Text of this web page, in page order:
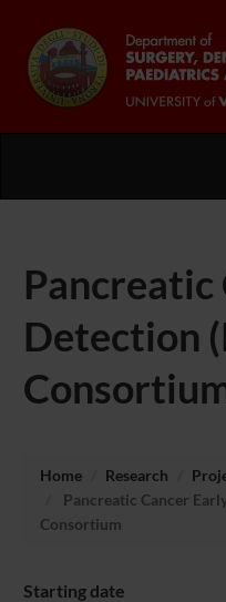
Pancreatic
Detection
Home Research
Pancreatic Cancer
Consortium
Starting date